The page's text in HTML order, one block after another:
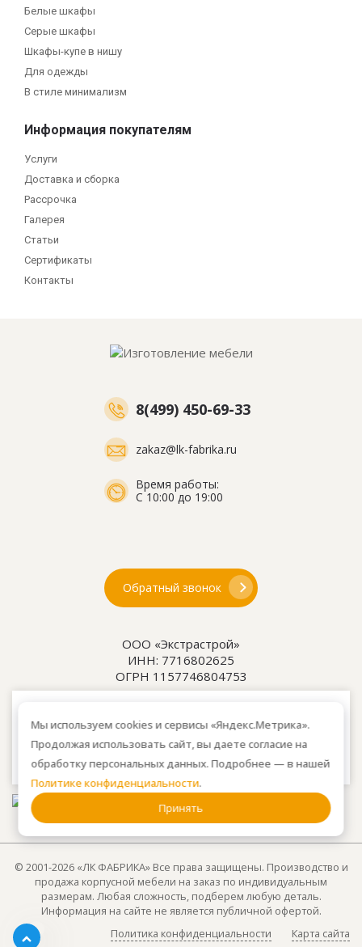
Белые шкафы
Серые шкафы
Шкафы-купе в нишу
Для одежды
В стиле минимализм
Информация покупателям
Услуги
Доставка и сборка
Рассрочка
Галерея
Статьи
Сертификаты
Контакты
8(499) 450-69-33
zakaz@lk-fabrika.ru
Время работы:
С 10:00 до 19:00
Обратный звонок
ООО «Экстрастрой»
ИНН: 7716802625
ОГРН 1157746804753
на машине.
Для клиентов без авто, оплачиваем такси от м.
Анино.
© 2001-2026 «ЛК ФАБРИКА» Все права защищены. Производство и
продажа корпусной мебели на заказ по индивидуальным
размерам. Любая сложность, подберем любую деталь.
Информация на сайте не является публичной офертой.
Политика конфиденциальности
Карта сайта
Мы используем cookies и сервисы «Яндекс.Метрика».
Продолжая использовать сайт, вы даете согласие на
обработку персональных данных. Подробнее — в нашей
Политике конфиденциальности.
Принять